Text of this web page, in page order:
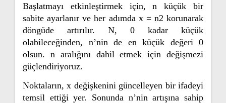
Başlatmayı etkinleştirmek için, n küçük bir
sabite ayarlanır ve her adımda x = n2 korunarak
döngüde artırılır. N, 0 kadar küçük
olabileceğinden, n’nin de en küçük değeri 0
olsun. n aralığını dahil etmek için değişmezi
güçlendiriyoruz.
Noktaların, x değişkenini güncelleyen bir ifadeyi
temsil ettiği yer. Sonunda n’nin artışına sahip